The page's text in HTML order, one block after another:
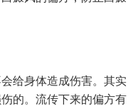
给身体造成伤害。其实
的。流传下来的偏方有